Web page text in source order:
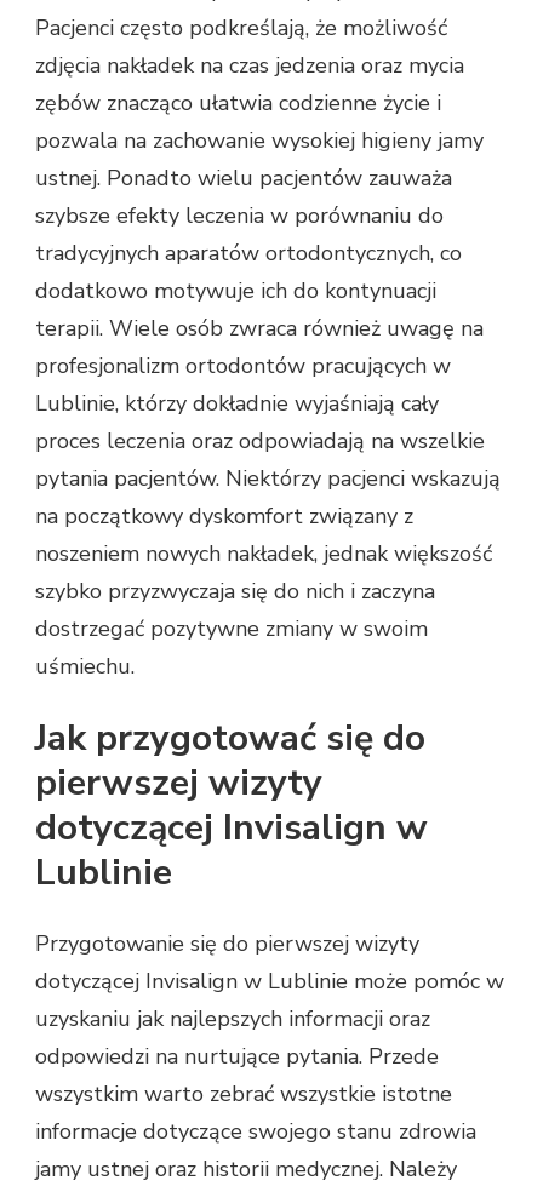
Pacjenci często podkreślają, że możliwość
zdjęcia nakładek na czas jedzenia oraz mycia
zębów znacząco ułatwia codzienne życie i
pozwala na zachowanie wysokiej higieny jamy
ustnej. Ponadto wielu pacjentów zauważa
szybsze efekty leczenia w porównaniu do
tradycyjnych aparatów ortodontycznych, co
dodatkowo motywuje ich do kontynuacji
terapii. Wiele osób zwraca również uwagę na
profesjonalizm ortodontów pracujących w
Lublinie, którzy dokładnie wyjaśniają cały
proces leczenia oraz odpowiadają na wszelkie
pytania pacjentów. Niektórzy pacjenci wskazują
na początkowy dyskomfort związany z
noszeniem nowych nakładek, jednak większość
szybko przyzwyczaja się do nich i zaczyna
dostrzegać pozytywne zmiany w swoim
uśmiechu.
Jak przygotować się do
pierwszej wizyty
dotyczącej Invisalign w
Lublinie
Przygotowanie się do pierwszej wizyty
dotyczącej Invisalign w Lublinie może pomóc w
uzyskaniu jak najlepszych informacji oraz
odpowiedzi na nurtujące pytania. Przede
wszystkim warto zebrać wszystkie istotne
informacje dotyczące swojego stanu zdrowia
jamy ustnej oraz historii medycznej. Należy